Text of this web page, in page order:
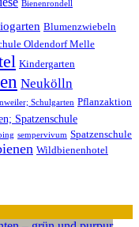
Bienenrondell
Blumenzwiebeln
Oldendorf Melle
Kindergarten
Neukölln
Schulgarten Pflanzaktion
Spatzenschule
sempervivum Spatzenschule
Wildbienenhotel